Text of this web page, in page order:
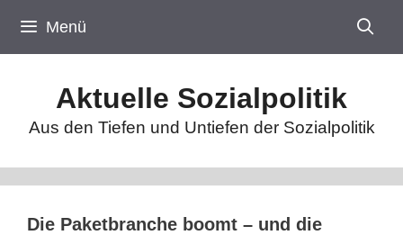
Inhalt
springen
Menü
Aktuelle Sozialpolitik
Aus den Tiefen und Untiefen der Sozialpolitik
Die Paketbranche boomt – und die